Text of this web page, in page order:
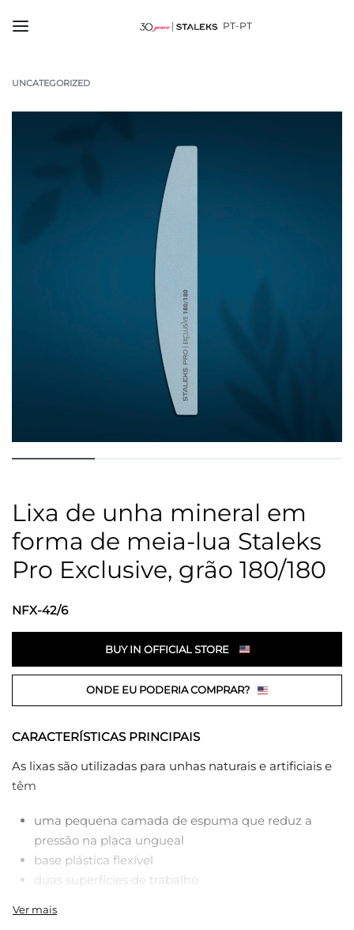
PT-PT
UNCATEGORIZED
Lixa de unha mineral em
forma de meia-lua Staleks
Pro Exclusive, grão 180/180
NFX-42/6
BUY IN OFFICIAL STORE
ONDE EU PODERIA COMPRAR?
CARACTERÍSTICAS PRINCIPAIS
As lixas são utilizadas para unhas naturais e artificiais e
têm
uma pequena camada de espuma que reduz a
pressão na placa ungueal
base plástica flexível
duas superfícies de trabalho